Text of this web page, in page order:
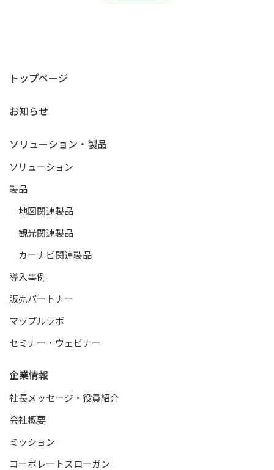
トップページ
お知らせ
ソリューション・製品
ソリューション
製品
地図関連製品
観光関連製品
カーナビ関連製品
導入事例
販売パートナー
マップルラボ
セミナー・ウェビナー
企業情報
社長メッセージ・役員紹介
会社概要
ミッション
コーポレートスローガン